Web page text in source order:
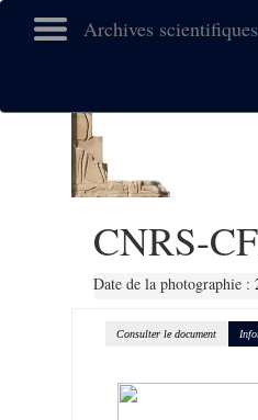
Archives
CNRS-
Date de la photographie :
Consulter le document